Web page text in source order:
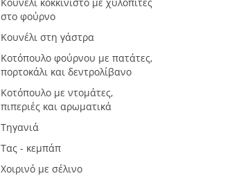
στο φούρνο
Κουνέλι στη γάστρα
Κοτόπουλο φούρνου με πατάτες,
πορτοκάλι και δεντρολίβανο
Κοτόπουλο με ντομάτες,
πιπεριές και αρωματικά
Τηγανιά
Τας - κεμπάπ
Χοιρινό με σέλινο